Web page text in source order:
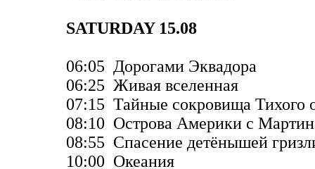
SATURDAY 15.08
06:05 Дорогами Эквадора
06:25 Живая вселенная
07:15 Тайные сокровища Тихого
08:10 Острова Америки с
08:55 Спасение детёнышей
10:00 Океания